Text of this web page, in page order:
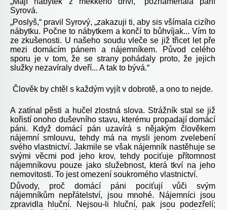
Syrová.
„Poslyš,“ pravil Syrový, „zakazuji ti, aby sis všímala cizího
nábytku. Počne to nábytkem a končí to bůhvíjak... Vím to
ze zkušenosti. U našeho soudu vleče se již třicet let pře
mezi domácím pánem a nájemníkem. Původ celého
sporu je v tom, že se strany pohádaly proto, že jejich
služky nezavíraly dveří... A tak to bývá.“
Člověk by chtěl s každým vyjít v dobrotě, a ono to nejde.
A zatínal pěsti a hučel zlostná slova. Strážník stal se již
kořistí onoho duševního stavu, kterému propadají domácí
páni. Když domácí pán uzavírá s nějakým člověkem
nájemní smlouvu, tehdy má na mysli jenom zvelebení
svého vlastnictví. Jakmile se však nájemník nastěhuje se
svými věcmi pod jeho krov, tehdy pociťuje přítomnost
nájemníkovu pouze jako služebnost, která tkví na jeho
nemovitosti. To jest omezení soukromého vlastnictví.
Důvody, proč domácí páni pociťují vůči svým
nájemníkům nepřátelství, jsou mnohé. Nájemníci jsou
zpravidla hluční. Nejsou-li hluční, pak jsou podezřelí;